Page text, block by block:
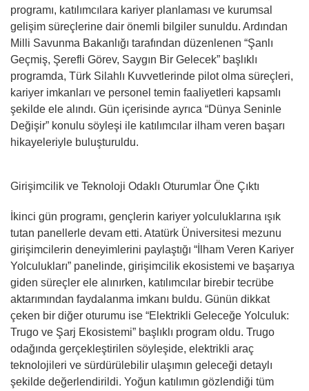
programı, katılımcılara kariyer planlaması ve kurumsal
gelişim süreçlerine dair önemli bilgiler sunuldu. Ardından
Milli Savunma Bakanlığı tarafından düzenlenen “Şanlı
Geçmiş, Şerefli Görev, Saygın Bir Gelecek” başlıklı
programda, Türk Silahlı Kuvvetlerinde pilot olma süreçleri,
kariyer imkanları ve personel temin faaliyetleri kapsamlı
şekilde ele alındı. Gün içerisinde ayrıca “Dünya Seninle
Değişir” konulu söyleşi ile katılımcılar ilham veren başarı
hikayeleriyle buluşturuldu.
Girişimcilik ve Teknoloji Odaklı Oturumlar Öne Çıktı
İkinci gün programı, gençlerin kariyer yolculuklarına ışık
tutan panellerle devam etti. Atatürk Üniversitesi mezunu
girişimcilerin deneyimlerini paylaştığı “İlham Veren Kariyer
Yolculukları” panelinde, girişimcilik ekosistemi ve başarıya
giden süreçler ele alınırken, katılımcılar birebir tecrübe
aktarımından faydalanma imkanı buldu. Günün dikkat
çeken bir diğer oturumu ise “Elektrikli Geleceğe Yolculuk:
Trugo ve Şarj Ekosistemi” başlıklı program oldu. Trugo
odağında gerçekleştirilen söyleşide, elektrikli araç
teknolojileri ve sürdürülebilir ulaşımın geleceği detaylı
şekilde değerlendirildi. Yoğun katılımın gözlendiği tüm